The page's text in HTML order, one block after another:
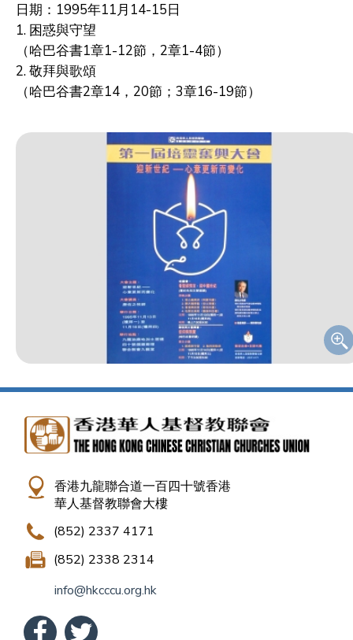
日期：1995年11月14-15日
1. 困惑與守望
（哈巴谷書1章1-12節，2章1-4節）
2. 敬拜與歌頌
（哈巴谷書2章14，20節；3章16-19節）
香港九龍聯合道一百四十號香港
華人基督教聯會大樓
(852) 2337 4171
(852) 2338 2314
info@hkcccu.org.hk